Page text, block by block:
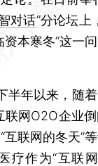
对话”分论坛上
本寒冬”这一
年以来，随着
联网O2O企业
互联网的冬天”
疗作为“互联